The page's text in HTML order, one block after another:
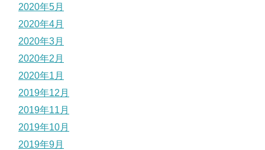
2020年5月
2020年4月
2020年3月
2020年2月
2020年1月
2019年12月
2019年11月
2019年10月
2019年9月